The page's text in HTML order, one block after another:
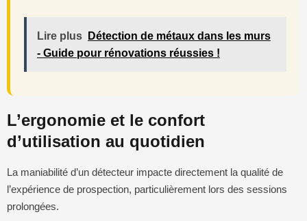
Lire plus
Détection de métaux dans les murs
- Guide pour rénovations réussies !
L’ergonomie et le confort
d’utilisation au quotidien
La maniabilité d’un détecteur impacte directement la qualité de
l’expérience de prospection, particulièrement lors des sessions
prolongées.